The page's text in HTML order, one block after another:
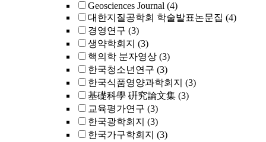
Geosciences Journal (4)
대한지질공학회 학술발표논문집 (4)
경영연구 (3)
생약학회지 (3)
핵의학 분자영상 (3)
한국청소년연구 (3)
한국식품영양과학회지 (3)
基礎科學 硏究論文集 (3)
교육평가연구 (3)
한국광학회지 (3)
한국가구학회지 (3)